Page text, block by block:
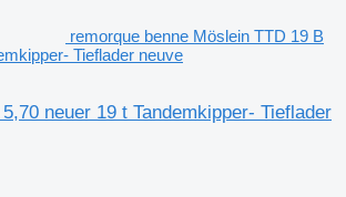
remorque benne Möslein TTD 19 B
Tieflader neuve
neuer 19 t Tandemkipper- Tieflader